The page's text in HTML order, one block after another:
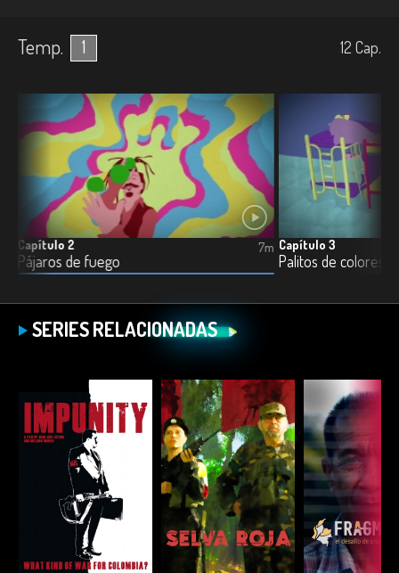
Temp. 1 12 Cap.
Capítulo 2
Pájaros de fuego
7m Capítulo 3
Palitos de colores
SERIES RELACIONADAS
ESCUCHAR ESCUCHAR